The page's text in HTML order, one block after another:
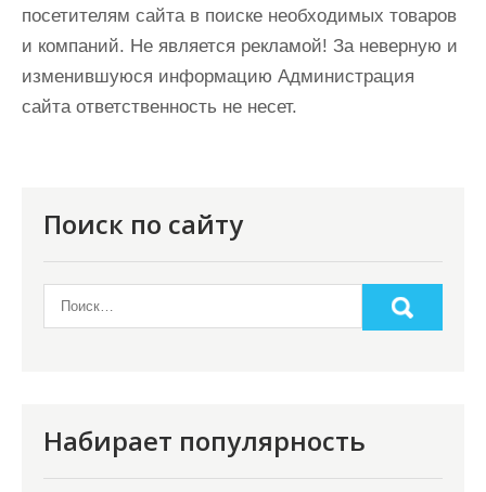
посетителям сайта в поиске необходимых товаров
и компаний. Не является рекламой! За неверную и
изменившуюся информацию Администрация
сайта ответственность не несет.
Поиск по сайту
Набирает популярность